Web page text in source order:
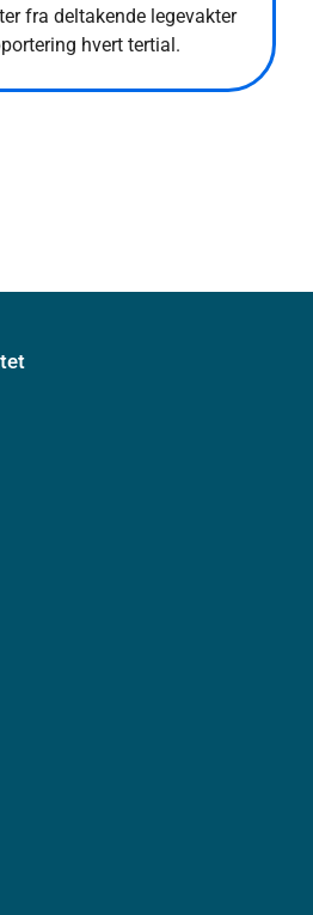
fra deltakende legevakter
hvert tertial.